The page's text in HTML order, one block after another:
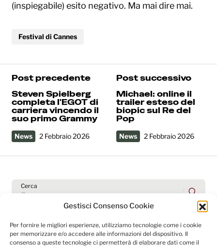
Gestisci Consenso Cookie
Per fornire le migliori esperienze, utilizziamo tecnologie come i cookie
per memorizzare e/o accedere alle informazioni del dispositivo. Il
consenso a queste tecnologie ci permetterà di elaborare dati come il
(inspiegabile) esito negativo. Ma mai dire mai.
Festival di Cannes
Post precedente
Steven Spielberg
completa l'EGOT di
carriera vincendo il
suo primo Grammy
News 2 Febbraio 2026
Post successivo
Michael: online il
trailer esteso del
biopic sul Re del
Pop
News 2 Febbraio 2026
Cerca
Altro dell’autore